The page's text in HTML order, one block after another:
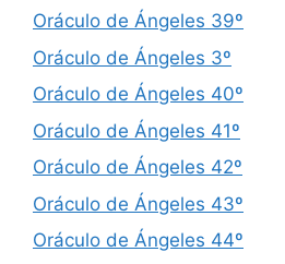
Oráculo de Ángeles 39º
Oráculo de Ángeles 3º
Oráculo de Ángeles 40º
Oráculo de Ángeles 41º
Oráculo de Ángeles 42º
Oráculo de Ángeles 43º
Oráculo de Ángeles 44º